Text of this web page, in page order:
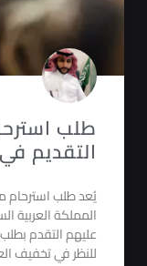
طلب
التقديم
يُعد طلب استرحام
المملكة العربية
عليهم التقدم
للنظر في تخفيف